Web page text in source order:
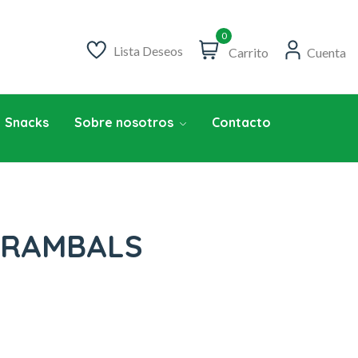
Lista Deseos
0
Carrito Cuenta
Snacks Sobre nosotros Contacto